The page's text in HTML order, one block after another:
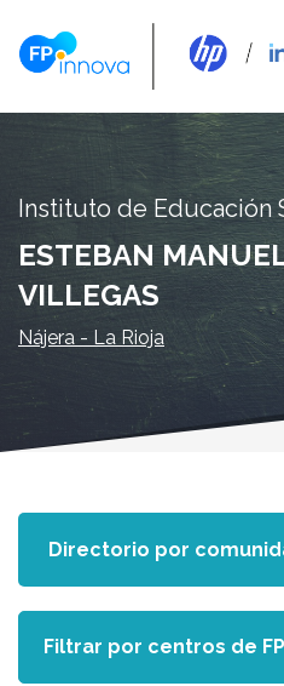
Instituto de Educación
ESTEBAN
VILLEGAS
Nájera - La Rioja
Filtrar por centros de